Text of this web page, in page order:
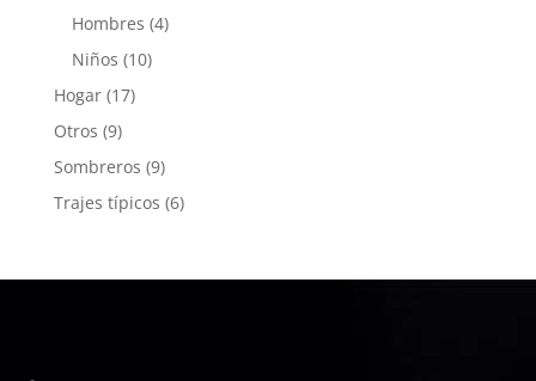
productos
Hombres 44
Niños 1010
Hogar 1717
Otros 99
productos
Sombreros 99
productos
Trajes típicos 66